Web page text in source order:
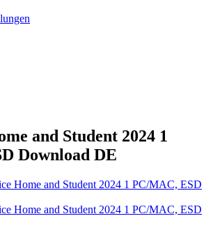
and Student 2024 1
Download DE